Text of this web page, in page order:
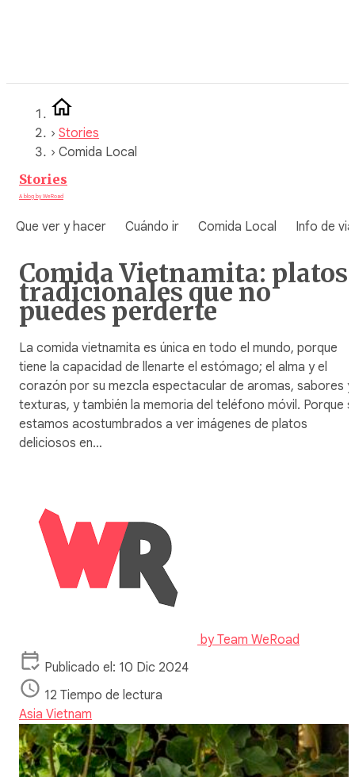
› Stories
› Comida Local
Stories
A blog by WeRoad
Que ver y hacer Cuándo ir Comida Local Info de
Comida Vietnamita: platos
tradicionales que no
puedes perderte
La comida vietnamita es única en todo el mundo, porque
tiene la capacidad de llenarte el estómago; el alma y el
corazón por su mezcla espectacular de aromas, sabores y
texturas, y también la memoria del teléfono móvil. Porque si
estamos acostumbrados a ver imágenes de platos
deliciosos en…
byTeam WeRoad
Publicado el: 10 Dic 2024
12 Tiempo de lectura
Asia Vietnam